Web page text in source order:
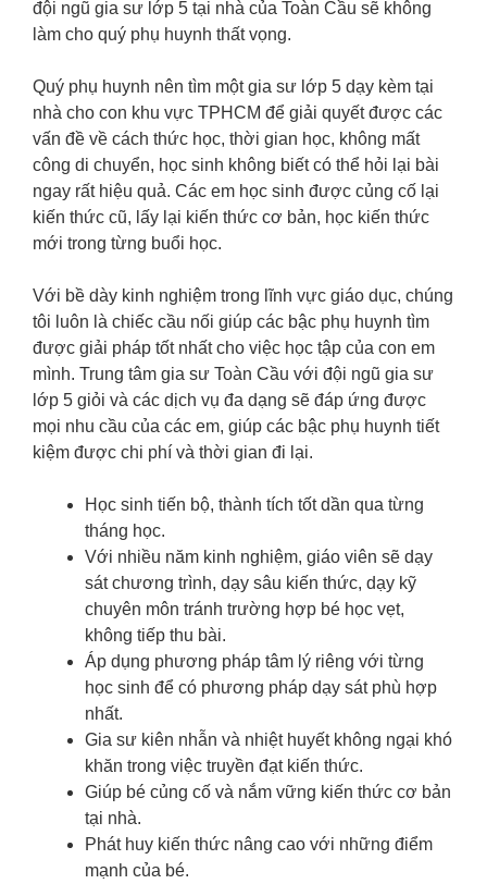
đội ngũ gia sư lớp 5 tại nhà của Toàn Cầu sẽ không
làm cho quý phụ huynh thất vọng.
Quý phụ huynh nên tìm một gia sư lớp 5 dạy kèm tại
nhà cho con khu vực TPHCM để giải quyết được các
vấn đề về cách thức học, thời gian học, không mất
công di chuyển, học sinh không biết có thể hỏi lại bài
ngay rất hiệu quả. Các em học sinh được củng cố lại
kiến thức cũ, lấy lại kiến thức cơ bản, học kiến thức
mới trong từng buổi học.
Với bề dày kinh nghiệm trong lĩnh vực giáo dục, chúng
tôi luôn là chiếc cầu nối giúp các bậc phụ huynh tìm
được giải pháp tốt nhất cho việc học tập của con em
mình. Trung tâm gia sư Toàn Cầu với đội ngũ gia sư
lớp 5 giỏi và các dịch vụ đa dạng sẽ đáp ứng được
mọi nhu cầu của các em, giúp các bậc phụ huynh tiết
kiệm được chi phí và thời gian đi lại.
Học sinh tiến bộ, thành tích tốt dần qua từng
tháng học.
Với nhiều năm kinh nghiệm, giáo viên sẽ dạy
sát chương trình, dạy sâu kiến thức, dạy kỹ
chuyên môn tránh trường hợp bé học vẹt,
không tiếp thu bài.
Áp dụng phương pháp tâm lý riêng với từng
học sinh để có phương pháp dạy sát phù hợp
nhất.
Gia sư kiên nhẫn và nhiệt huyết không ngại khó
khăn trong việc truyền đạt kiến thức.
Giúp bé củng cố và nắm vững kiến thức cơ bản
tại nhà.
Phát huy kiến thức nâng cao với những điểm
mạnh của bé.